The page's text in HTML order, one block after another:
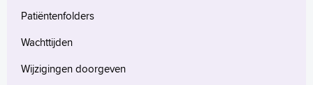
Patiëntenfolders
Wachttijden
Wijzigingen doorgeven